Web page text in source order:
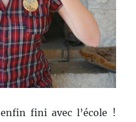
fini avec l’école !